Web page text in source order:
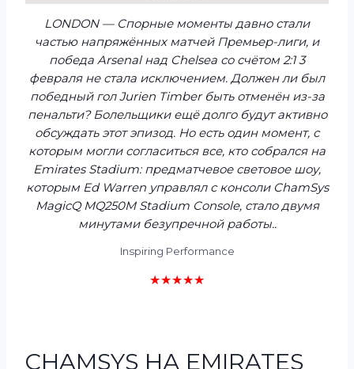
LONDON — Спорные моменты давно стали
частью напряжённых матчей Премьер-лиги, и
победа Arsenal над Chelsea со счётом 2:1 3
февраля не стала исключением. Должен ли был
победный гол Jurien Timber быть отменён из-за
пенальти? Болельщики ещё долго будут активно
обсуждать этот эпизод. Но есть один момент, с
которым могли согласиться все, кто собрался на
Emirates Stadium: предматчевое световое шоу,
которым Ed Warren управлял с консоли ChamSys
MagicQ MQ250M Stadium Console, стало двумя
минутами безупречной работы..
Inspiring Performance
★★★★★
CHAMSYS НА EMIRATES